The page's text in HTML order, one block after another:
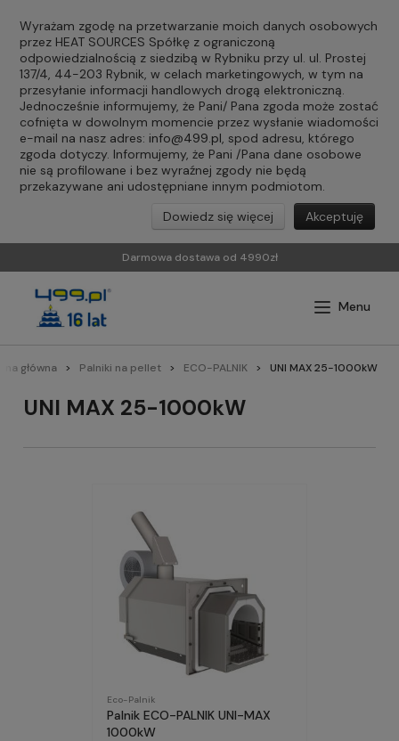
Wyrażam zgodę na przetwarzanie moich danych osobowych
przez HEAT SOURCES Spółkę z ograniczoną
odpowiedzialnością z siedzibą w Rybniku przy ul. ul. Prostej
137/4, 44-203 Rybnik, w celach marketingowych, w tym na
przesyłanie informacji handlowych drogą elektroniczną.
Jednocześnie informujemy, że Pani/ Pana zgoda może zostać
cofnięta w dowolnym momencie przez wysłanie wiadomości
e-mail na nasz adres: info@499.pl, spod adresu, którego
zgoda dotyczy. Informujemy, że Pani /Pana dane osobowe
nie są profilowane i bez wyraźnej zgody nie będą
przekazywane ani udostępniane innym podmiotom.
Akceptuję
Dowiedz się więcej
Darmowa dostawa od 4990zł
główna Palniki na pellet ECO-PALNIK UNI MAX 25-1000kW
UNI MAX 25-1000kW
Eco-Palnik
Palnik ECO-PALNIK UNI-MAX
1000kW